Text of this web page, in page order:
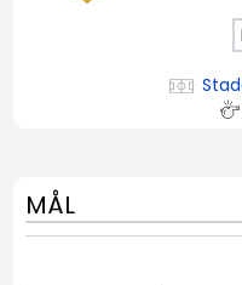
MÅL